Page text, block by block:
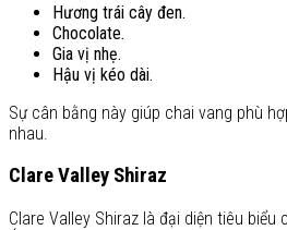
Hương trái cây đen.
Chocolate.
Gia vị nhẹ.
Hậu vị kéo dài.
Sự cân bằng này giúp chai vang phù
nhau.
Clare Valley Shiraz
Clare Valley Shiraz là đại diện tiêu